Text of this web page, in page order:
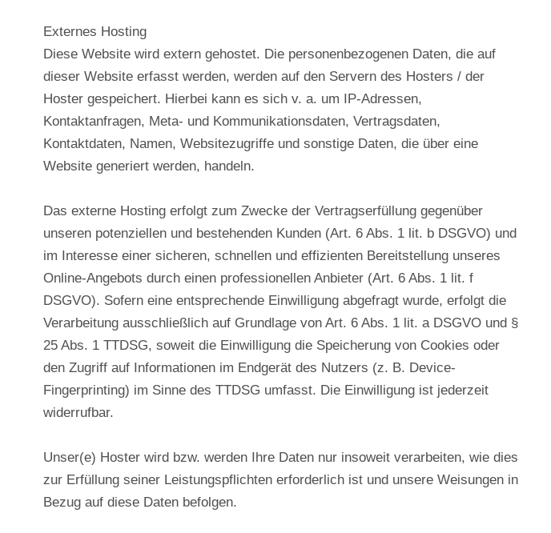
Externes Hosting
Diese Website wird extern gehostet. Die personenbezogenen Daten, die auf
dieser Website erfasst werden, werden auf den Servern des Hosters / der
Hoster gespeichert. Hierbei kann es sich v. a. um IP-Adressen,
Kontaktanfragen, Meta- und Kommunikationsdaten, Vertragsdaten,
Kontaktdaten, Namen, Websitezugriffe und sonstige Daten, die über eine
Website generiert werden, handeln.
Das externe Hosting erfolgt zum Zwecke der Vertragserfüllung gegenüber
unseren potenziellen und bestehenden Kunden (Art. 6 Abs. 1 lit. b DSGVO) und
im Interesse einer sicheren, schnellen und effizienten Bereitstellung unseres
Online-Angebots durch einen professionellen Anbieter (Art. 6 Abs. 1 lit. f
DSGVO). Sofern eine entsprechende Einwilligung abgefragt wurde, erfolgt die
Verarbeitung ausschließlich auf Grundlage von Art. 6 Abs. 1 lit. a DSGVO und §
25 Abs. 1 TTDSG, soweit die Einwilligung die Speicherung von Cookies oder
den Zugriff auf Informationen im Endgerät des Nutzers (z. B. Device-
Fingerprinting) im Sinne des TTDSG umfasst. Die Einwilligung ist jederzeit
widerrufbar.
Unser(e) Hoster wird bzw. werden Ihre Daten nur insoweit verarbeiten, wie dies
zur Erfüllung seiner Leistungspflichten erforderlich ist und unsere Weisungen in
Bezug auf diese Daten befolgen.